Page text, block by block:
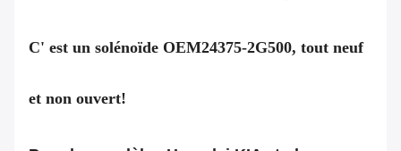
C' est un solénoïde OEM24375-2G500, tout neuf
et non ouvert!